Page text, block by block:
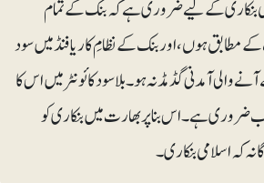
بنکاری کے لیے ضروری ہے کہ بنک کے تمام
مطابق ہوں، اور بنک کے نظامِ کار یا فنڈ میں سود
آمدنی گڈمڈ نہ ہو۔ بلاسود کائونٹر میں اس کا
ہے۔ اس بنا پر بھارت میں بنکاری کو
نہ کہ اسلامی بنکاری۔